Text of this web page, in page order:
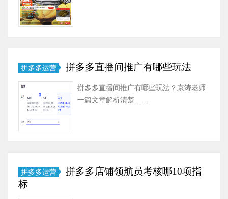
拼多多运营 拼多多直播间推广有哪些玩法
拼多多直播间推广有哪些玩法？京涛老师
一篇文章解析清楚……
拼多多运营
拼多多店铺领航员考核哪10项指
标